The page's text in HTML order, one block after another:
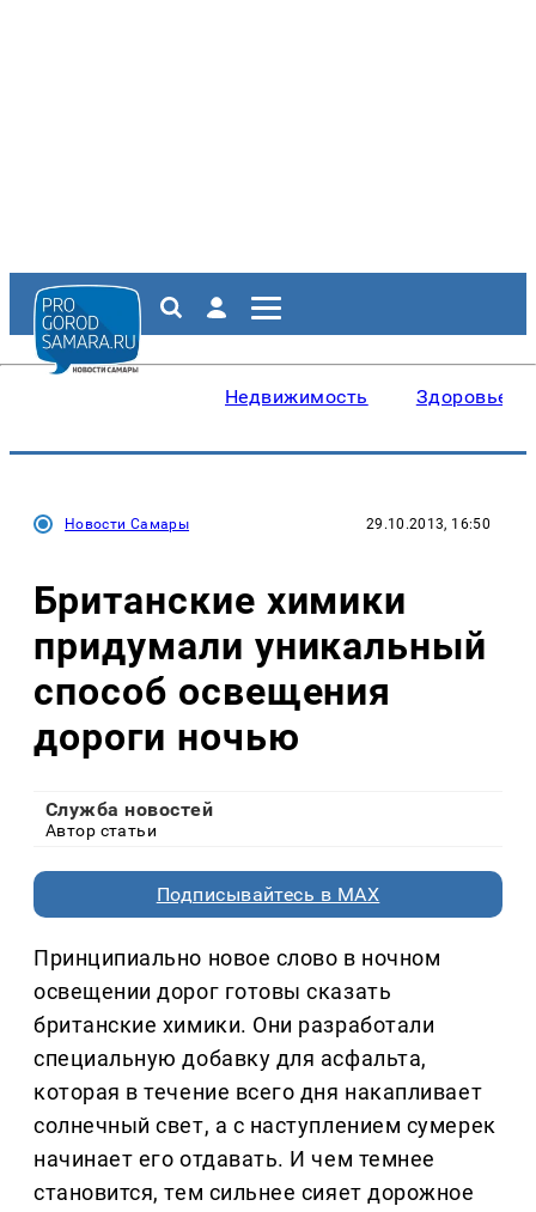
Недвижимость Здоровье
Новости Самары 29.10.2013, 16:50
Британские химики
придумали уникальный
способ освещения
дороги ночью
Служба новостей
Автор статьи
Подписывайтесь в MAX
Принципиально новое слово в ночном
освещении дорог готовы сказать
британские химики. Они разработали
специальную добавку для асфальта,
которая в течение всего дня накапливает
солнечный свет, а с наступлением сумерек
начинает его отдавать. И чем темнее
становится, тем сильнее сияет дорожное